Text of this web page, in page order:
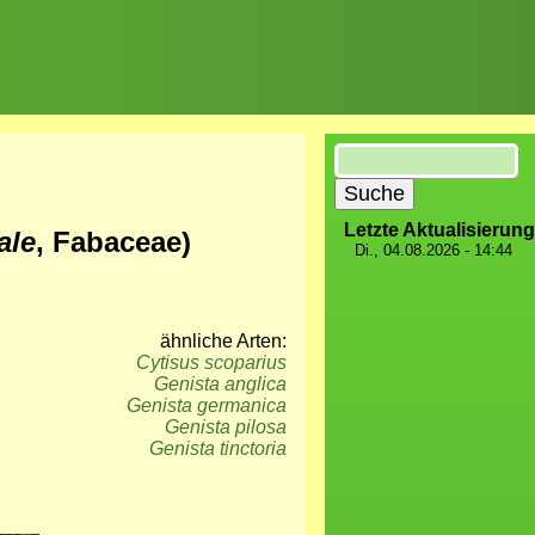
, Fabaceae)
ähnliche Arten:
Cytisus scoparius
Genista anglica
Genista germanica
Genista pilosa
Genista tinctoria
Suche
Letzte Aktualisierung
Di., 04.08.2026 - 14:44